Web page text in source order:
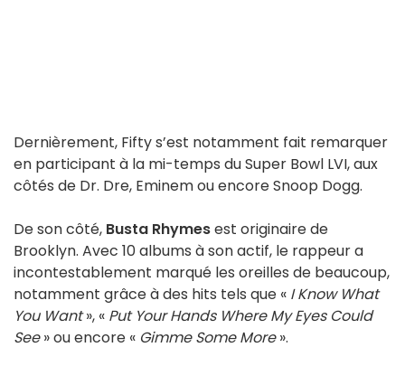
Dernièrement, Fifty s’est notamment fait remarquer
en participant à la mi-temps du Super Bowl LVI, aux
côtés de Dr. Dre, Eminem ou encore Snoop Dogg.
De son côté, Busta Rhymesest originaire de
Brooklyn. Avec 10 albums à son actif, le rappeur a
incontestablement marqué les oreilles de beaucoup,
notamment grâce à des hits tels que « I Know What
You Want», « Put Your Hands Where My Eyes Could
See» ou encore « Gimme Some More».